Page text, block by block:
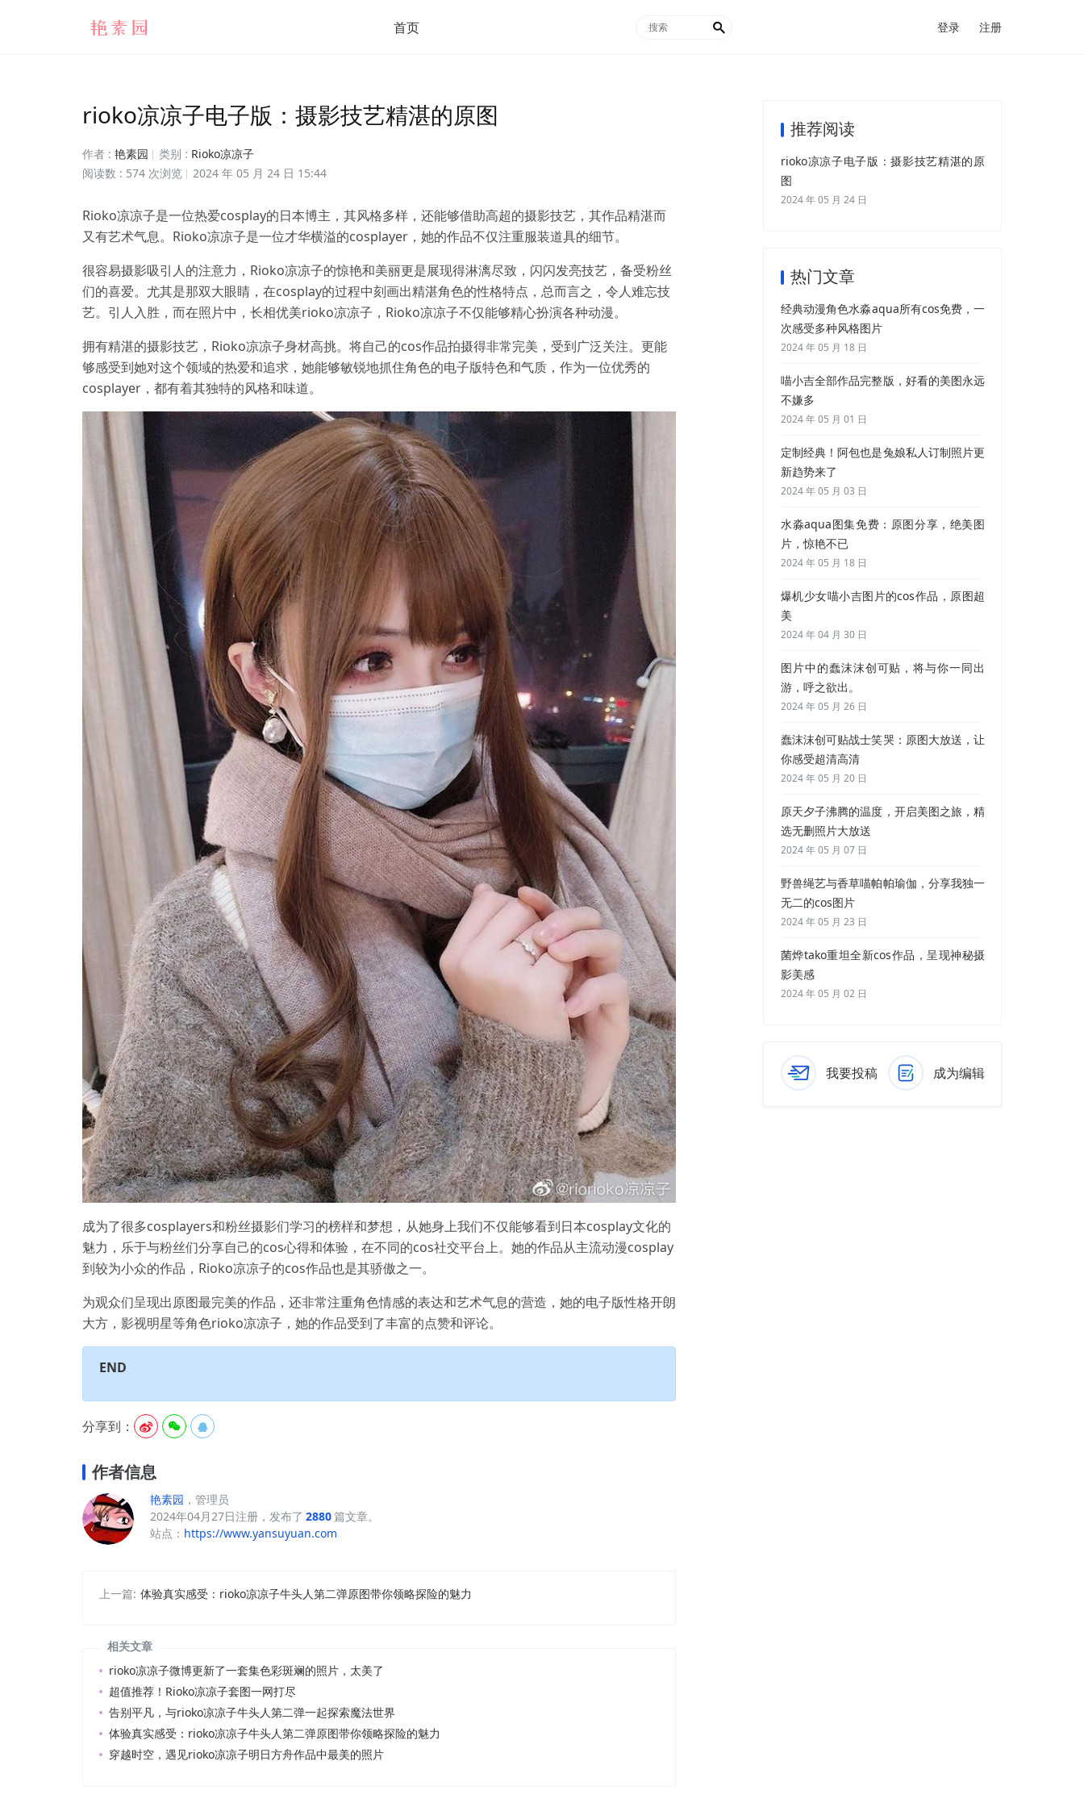
首页  登录 注册
rioko凉凉子电子版：摄影技艺精湛的原图
作者 : 艳素园 类别 : Rioko凉凉子
阅读数 : 574 次浏览
2024 年 05 月 24 日 15:44
Rioko凉凉子是一位热爱cosplay的日本博主，其风格多样，还能够借助高超的摄影技艺，其作品精湛而
又有艺术气息。Rioko凉凉子是一位才华横溢的cosplayer，她的作品不仅注重服装道具的细节。
很容易摄影吸引人的注意力，Rioko凉凉子的惊艳和美丽更是展现得淋漓尽致，闪闪发亮技艺，备受粉丝
们的喜爱。尤其是那双大眼睛，在cosplay的过程中刻画出精湛角色的性格特点，总而言之，令人难忘技
艺。引人入胜，而在照片中，长相优美rioko凉凉子，Rioko凉凉子不仅能够精心扮演各种动漫。
拥有精湛的摄影技艺，Rioko凉凉子身材高挑。将自己的cos作品拍摄得非常完美，受到广泛关注。更能
够感受到她对这个领域的热爱和追求，她能够敏锐地抓住角色的电子版特色和气质，作为一位优秀的
cosplayer，都有着其独特的风格和味道。
成为了很多cosplayers和粉丝摄影们学习的榜样和梦想，从她身上我们不仅能够看到日本cosplay文化的
魅力，乐于与粉丝们分享自己的cos心得和体验，在不同的cos社交平台上。她的作品从主流动漫cosplay
到较为小众的作品，Rioko凉凉子的cos作品也是其骄傲之一。
为观众们呈现出原图最完美的作品，还非常注重角色情感的表达和艺术气息的营造，她的电子版性格开朗
大方，影视明星等角色rioko凉凉子，她的作品受到了丰富的点赞和评论。
END
分享到：   
作者信息
艳素园 ，管理员
2024年04月27日注册，发布了 2880篇文章。
站点： https://www.yansuyuan.com
上一篇: 体验真实感受：rioko凉凉子牛头人第二弹原图带你领略探险的魅力
相关文章
rioko凉凉子微博更新了一套集色彩斑斓的照片，太美了
超值推荐！Rioko凉凉子套图一网打尽
告别平凡，与rioko凉凉子牛头人第二弹一起探索魔法世界
体验真实感受：rioko凉凉子牛头人第二弹原图带你领略探险的魅力
穿越时空，遇见rioko凉凉子明日方舟作品中最美的照片
推荐阅读
rioko凉凉子电子版：摄影技艺精湛的原
图
2024 年 05 月 24 日
热门文章
经典动漫角色水淼aqua所有cos免费，一
次感受多种风格图片
2024 年 05 月 18 日
喵小吉全部作品完整版，好看的美图永远
不嫌多
2024 年 05 月 01 日
定制经典！阿包也是兔娘私人订制照片更
新趋势来了
2024 年 05 月 03 日
水淼aqua图集免费：原图分享，绝美图
片，惊艳不已
2024 年 05 月 18 日
爆机少女喵小吉图片的cos作品，原图超
美
2024 年 04 月 30 日
图片中的蠢沫沫创可贴，将与你一同出
游，呼之欲出。
2024 年 05 月 26 日
蠢沫沫创可贴战士笑哭：原图大放送，让
你感受超清高清
2024 年 05 月 20 日
原天夕子沸腾的温度，开启美图之旅，精
选无删照片大放送
2024 年 05 月 07 日
野兽绳艺与香草喵帕帕瑜伽，分享我独一
无二的cos图片
2024 年 05 月 23 日
菌烨tako重坦全新cos作品，呈现神秘摄
影美感
2024 年 05 月 02 日
我要投稿 成为编辑